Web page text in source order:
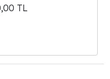
ve stabilize Amboyna
koleksiyon ve
TL